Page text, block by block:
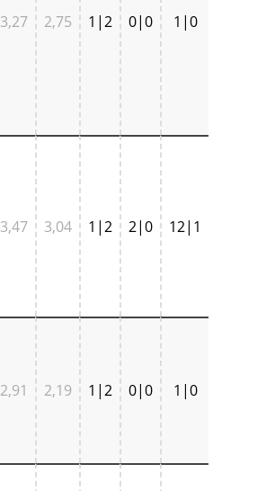
3,27 2,75 1|2 0|0 1|0
3,47 3,04 1|2 2|0 12|1
2,91 2,19 1|2 0|0 1|0